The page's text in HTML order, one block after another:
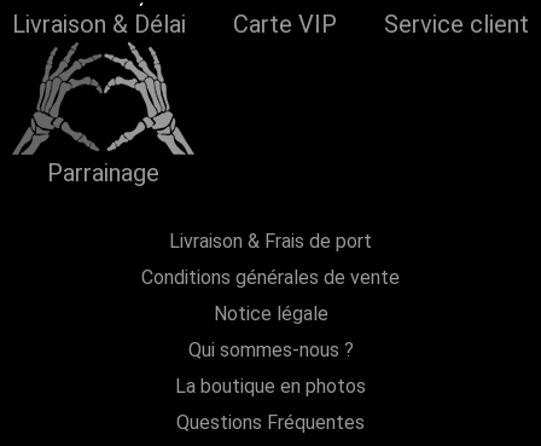
Livraison & Délai Carte VIP Service client
Parrainage
Livraison & Frais de port
Conditions générales de vente
Notice légale
Qui sommes-nous ?
La boutique en photos
Questions Fréquentes